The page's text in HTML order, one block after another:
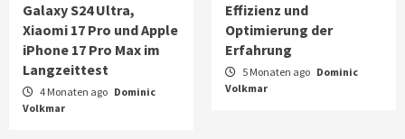
Galaxy S24 Ultra,
Xiaomi 17 Pro und Apple
iPhone 17 Pro Max im
Langzeittest
4 Monaten ago Dominic
Volkmar
Effizienz und
Optimierung der
Erfahrung
5 Monaten ago Dominic
Volkmar